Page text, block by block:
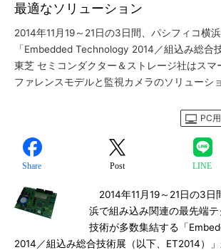
最適なソリューション
2014年11月19～21日の3日間、パシフィコ横
「Embedded Technology 2014／組込み総合
東芝 セミコンダクター＆ストレージ社はスマ
ファレンスモデルと監視カメラのソリューシ
PC
Share Post LINE
2014年11月19～21日の3日
浜で組み込み関連の最先端
技術が多数集結する「
2014／組込み総合技術展（以下、ET2014）」